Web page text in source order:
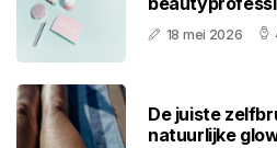
18 mei 2026
De juiste
natuurlijke